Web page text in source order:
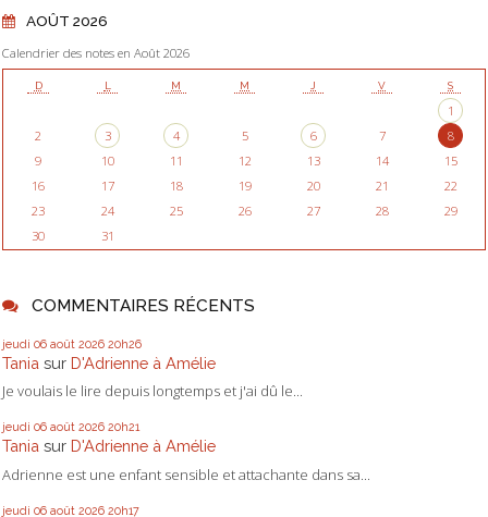
AOÛT 2026
Calendrier des notes en Août 2026
D L M M J V S
1
2
3 4 5 6 7
8
9
10 11 12 13 14
15
16
17 18 19 20 21
22
23
24 25 26 27 28
29
30
31
COMMENTAIRES RÉCENTS
jeudi 06 août 2026 20h26
Tania sur D'Adrienne à Amélie
Je voulais le lire depuis longtemps et j'ai dû le...
jeudi 06 août 2026 20h21
Tania sur D'Adrienne à Amélie
Adrienne est une enfant sensible et attachante dans sa...
jeudi 06 août 2026 20h17